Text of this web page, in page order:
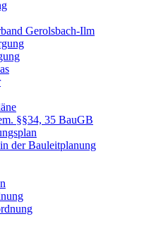
Gerolsbach-Ilm
§§34, 35 BauGB
der Bauleitplanung